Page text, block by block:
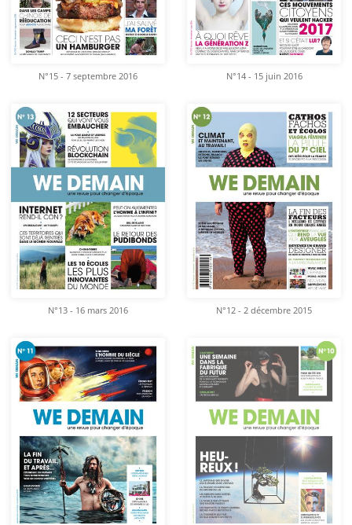
N°15 - 7 septembre 2016 N°14 - 15 juin 2016
N°13 - 16 mars 2016 N°12 - 2 décembre 2015